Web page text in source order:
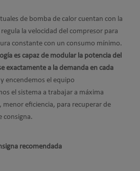
de bomba de calor cuentan con la
la velocidad del compresor para
constante con un consumo mínimo.
es capaz de modular la potencia del
exactamente a la demanda en cada
encendemos el equipo
el sistema a trabajar a máxima
eficiencia, para recuperar de
consigna.
recomendada